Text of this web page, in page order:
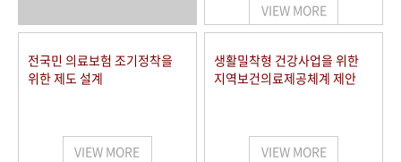
사진 아카이브 문서 기록물 행정박물 영상 기록물
50+1 주년 기념
세계와 함께 한 KIHASA
VIEW MORE
전국민 의료보험 조기정착을
위한 제도 설계
VIEW MORE
생활밀착형 건강사업을 위한
지역보건의료제공체계 제안
VIEW MORE